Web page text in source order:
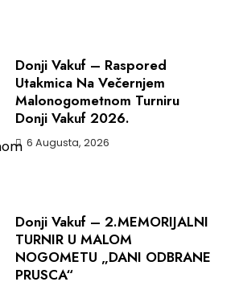
Donji Vakuf – Raspored
Utakmica Na Večernjem
Malonogometnom Turniru
Donji Vakuf 2026.
6 Augusta, 2026
Donji Vakuf – 2.MEMORIJALNI
TURNIR U MALOM
NOGOMETU „DANI ODBRANE
PRUSCA“